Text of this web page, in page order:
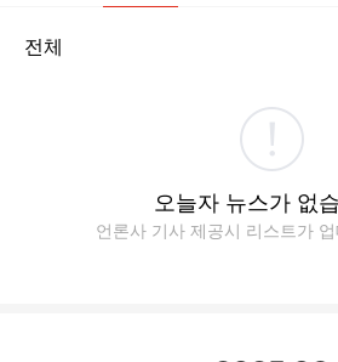
전체
오늘자 뉴스가 없
언론사 기사 제공시 리스트가